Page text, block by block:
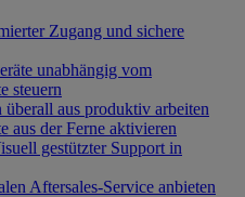
Zugang und sichere
unabhängig vom
steuern
überall aus produktiv arbeiten
aus der Ferne aktivieren
gestützter Support in
Aftersales-Service anbieten